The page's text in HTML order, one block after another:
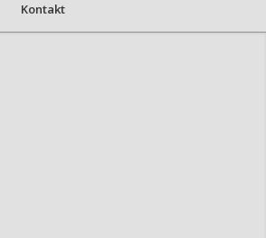
Kontakt